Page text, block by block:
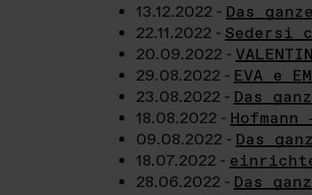
13.12.2022 - Das
22.11.2022 - Sedersi
20.09.2022 -
29.08.2022 - EVA e
23.08.2022 - Das
18.08.2022 -
09.08.2022 - Das
18.07.2022 -
28.06.2022 - Das